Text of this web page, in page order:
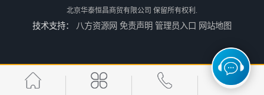
建筑五金材料供应配送 一站式五金材料供应商 脸盆冷热水龙头批发商 水龙头冷热洗脸盆池 全城配送
北京华泰恒昌商贸有限公司 保留所有权利.
技术支持： 八方资源网 免责声明 管理员入口 网站地图